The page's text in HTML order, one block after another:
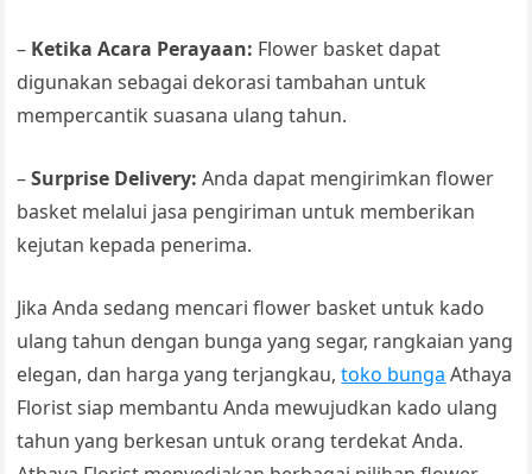
– Ketika Acara Perayaan: Flower basket dapat
digunakan sebagai dekorasi tambahan untuk
mempercantik suasana ulang tahun.
–Surprise Delivery: Anda dapat mengirimkan flower
basket melalui jasa pengiriman untuk memberikan
kejutan kepada penerima.
Jika Anda sedang mencari flower basket untuk kado
ulang tahun dengan bunga yang segar, rangkaian yang
elegan, dan harga yang terjangkau,toko bunga Athaya
Florist siap membantu Anda mewujudkan kado ulang
tahun yang berkesan untuk orang terdekat Anda.